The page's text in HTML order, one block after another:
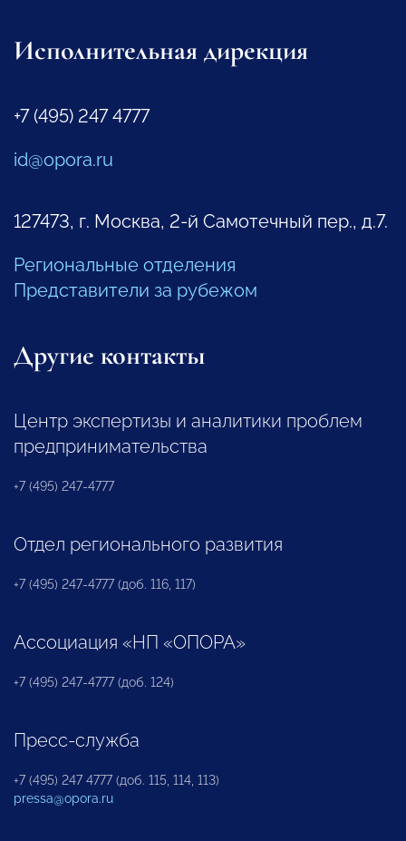
Исполнительная дирекция
+7 (495) 247 4777
id@opora.ru
127473, г. Москва, 2-й Самотечный пер., д.7.
Региональные отделения
Представители за рубежом
Другие контакты
Центр экспертизы и аналитики проблем
предпринимательства
+7 (495) 247-4777
Отдел регионального развития
+7 (495) 247-4777 (доб. 116, 117)
Ассоциация «НП «ОПОРА»
+7 (495) 247-4777 (доб. 124)
Пресс-служба
+7 (495) 247 4777 (доб. 115, 114, 113)
pressa@opora.ru